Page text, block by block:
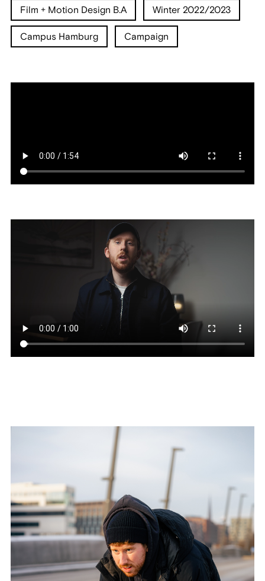
Film + Motion Design B.A Winter 2022/2023
Campus Hamburg Campaign